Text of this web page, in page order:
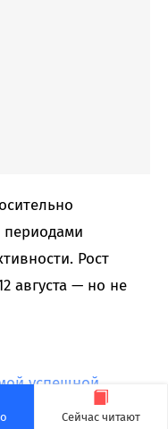
Сейчас читают
Рост
августа — но не
успешной
году